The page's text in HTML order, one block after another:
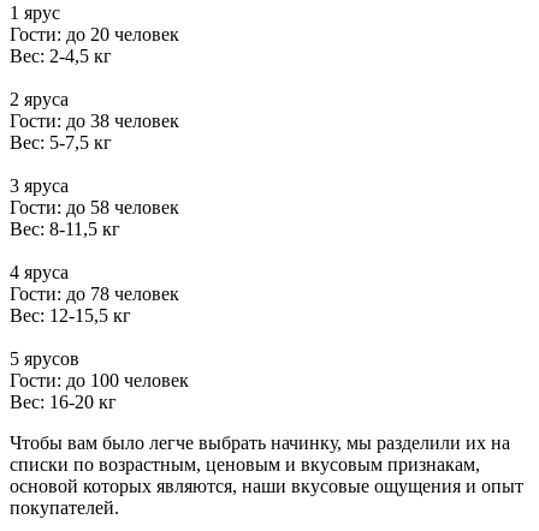
1 ярус
Гости: до 20 человек
Вес: 2-4,5 кг
2 яруса
Гости: до 38 человек
Вес: 5-7,5 кг
3 яруса
Гости: до 58 человек
Вес: 8-11,5 кг
4 яруса
Гости: до 78 человек
Вес: 12-15,5 кг
5 ярусов
Гости: до 100 человек
Вес: 16-20 кг
Чтобы вам было легче выбрать начинку, мы разделили их на
списки по возрастным, ценовым и вкусовым признакам,
основой которых являются, наши вкусовые ощущения и опыт
покупателей.